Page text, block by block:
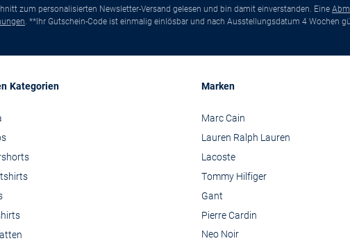
zum personalisierten Newsletter-Versand gelesen und bin damit einverstanden. Eine
. **Ihr Gutschein-Code ist einmalig einlösbar und nach Ausstellungsdatum 4 Wochen
Kategorien Marken
Marc Cain
Lauren Ralph Lauren
Lacoste
Tommy Hilfiger
Gant
Pierre Cardin
Neo Noir